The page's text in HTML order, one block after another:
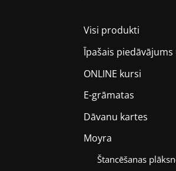
Visi produkti
Īpašais
ONLINE kursi
E-grāmatas
Dāvanu kartes
Moyra
Štancēšanas